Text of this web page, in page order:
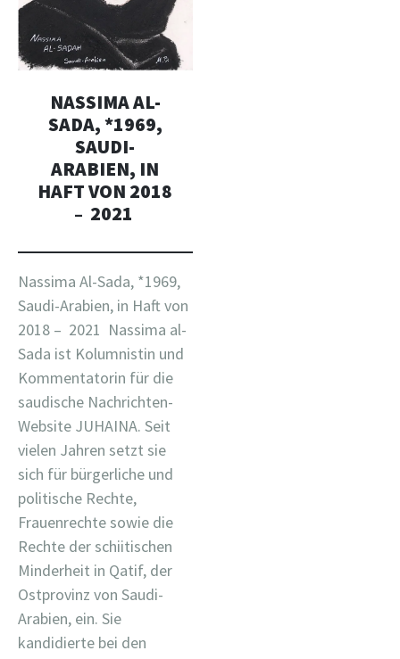
NASSIMA AL-
SADA, *1969,
SAUDI-
ARABIEN, IN
HAFT VON 2018
– 2021
Nassima Al-Sada, *1969,
Saudi-Arabien, in Haft von
2018 – 2021 Nassima al-
Sada ist Kolumnistin und
Kommentatorin für die
saudische Nachrichten-
Website JUHAINA. Seit
vielen Jahren setzt sie
sich für bürgerliche und
politische Rechte,
Frauenrechte sowie die
Rechte der schiitischen
Minderheit in Qatif, der
Ostprovinz von Saudi-
Arabien, ein. Sie
kandidierte bei den